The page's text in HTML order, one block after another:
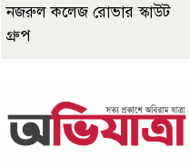
নজরুল কলেজ রোভার স্কাউট
গ্রুপ